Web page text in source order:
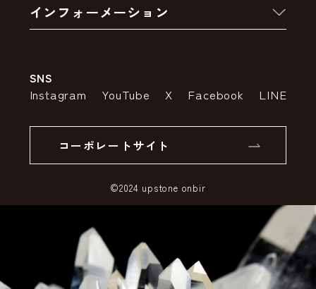
アウトレットセール
お支払いについて
インフォーメーション
特定商取引法の表示
SSLサーバー証明書とは
SNS
Instagram YouTube X Facebook LINE
コーポレートサイト
©2024 upstone onbir